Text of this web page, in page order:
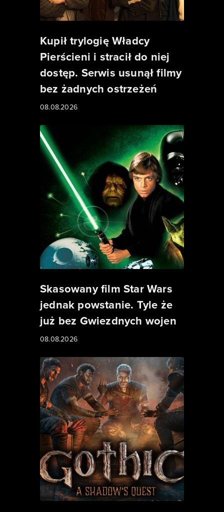
Kupił trylogię Władcy
Pierścieni i stracił do niej
dostęp. Serwis usunął filmy
bez żadnych ostrzeżeń
08.08.2026
Skasowany film Star Wars
jednak powstanie. Tyle że
już bez Gwiezdnych wojen
08.08.2026